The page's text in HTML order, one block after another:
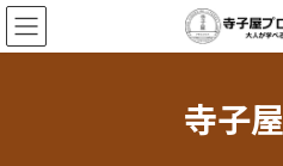
コ
ン
テ
ナ
ビ
ゲ
寺子